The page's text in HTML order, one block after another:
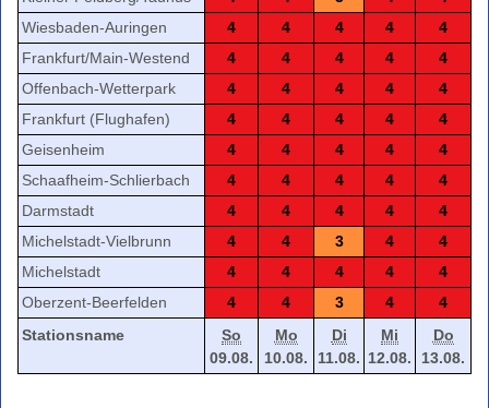
Wiesbaden-Auringen
4 4 4 4
4
Frankfurt/Main-Westend
4 4 4 4
4
Offenbach-Wetterpark
4 4 4 4
4
Frankfurt (Flughafen)
4 4 4 4
4
Geisenheim
4 4 4 4
4
Schaafheim-Schlierbach
4 4 4 4
4
Darmstadt
4 4 4 4
4
Michelstadt-Vielbrunn
4 4 3 4
4
Michelstadt
4 4 4 4
4
Oberzent-Beerfelden
4 4 3 4
4
Stationsname
So
09.08.
Mo
10.08.
Di
11.08.
Mi
12.08.
Do
13.08.